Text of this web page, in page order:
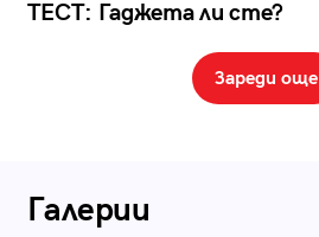
ТЕСТ: Гаджета ли сте?
Зареди още
Галерии